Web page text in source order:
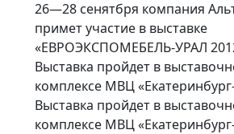
26—28 сенятбря компания
примет участие в выставке
«ЕВРОЭКСПОМЕБЕЛЬ-УРАЛ
Выставка пройдет в
комплексе МВЦ
Выставка пройдет в
комплексе МВЦ